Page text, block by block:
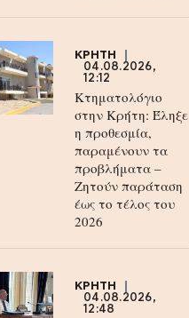
ΚΡΗΤΗ
04.08.2026,
12:12
Κτηματολόγιο
στην Κρήτη: Έληξε
η προθεσμία,
παραμένουν τα
προβλήματα –
Ζητούν παράταση
έως το τέλος του
2026
ΚΡΗΤΗ
04.08.2026,
12:48